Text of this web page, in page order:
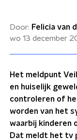
Door: Felicia van
wo 13 december
Het meldpunt
en huiselijk
controleren of
worden van het
waarbij kinderen
Dat meldt het tv